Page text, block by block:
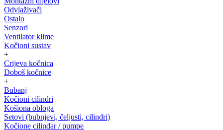
Odvlaživači
Ostalo
Senzori
Ventilator klime
Kočioni sustav
+
Crijeva kočnica
Doboš kočnice
+
Bubanj
Kočioni cilindri
Košiona obloga
Setovi (bubnjevi, čeljusti, cilindri)
Kočione cilindar / pumpe